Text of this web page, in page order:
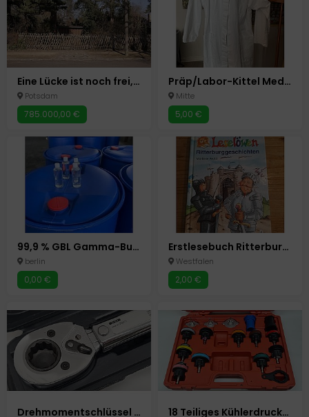
Eine Lücke ist noch frei, beste Lage im Musikerviertel
Potsdam
785.000,00 €
Präp/Labor-Kittel Medizinstudium gebraucht
Mitte
5,00 €
99,9 % GBL Gamma-Butyrolacton GBL Felgenreiniger
berlin
0,00 €
Erstlesebuch Ritterburggeschichten
Westfalen
2,00 €
Drehmomentschlüssel 1/2" 10-210 Nm Modell AZ-200 Unitec 18 Teiliges Kühlerdruckprüfer Set Autokühlsysteme Autowerkzeug Auto Werkzeuge